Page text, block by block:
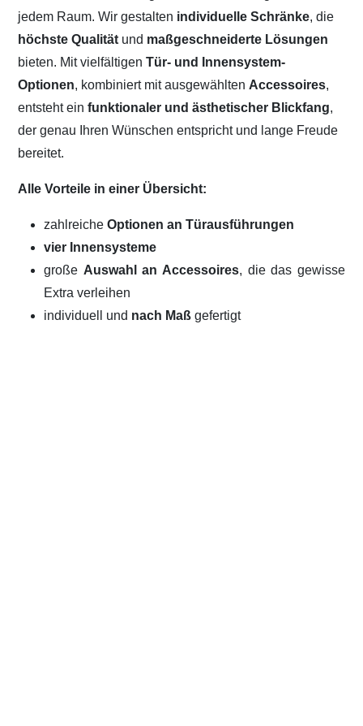
jedem Raum. Wir gestalten individuelle Schränke, die
höchste Qualität und maßgeschneiderte Lösungen
bieten. Mit vielfältigenTür- und Innensystem-
Optionen, kombiniert mit ausgewählten Accessoires,
entsteht einfunktionaler und ästhetischer Blickfang,
der genau Ihren Wünschen entspricht und lange Freude
bereitet.
Alle Vorteile in einer Übersicht:
zahlreicheOptionen an Türausführungen
vier Innensysteme
große Auswahl an Accessoires, die das gewisse
Extra verleihen
individuell und nach Maßgefertigt